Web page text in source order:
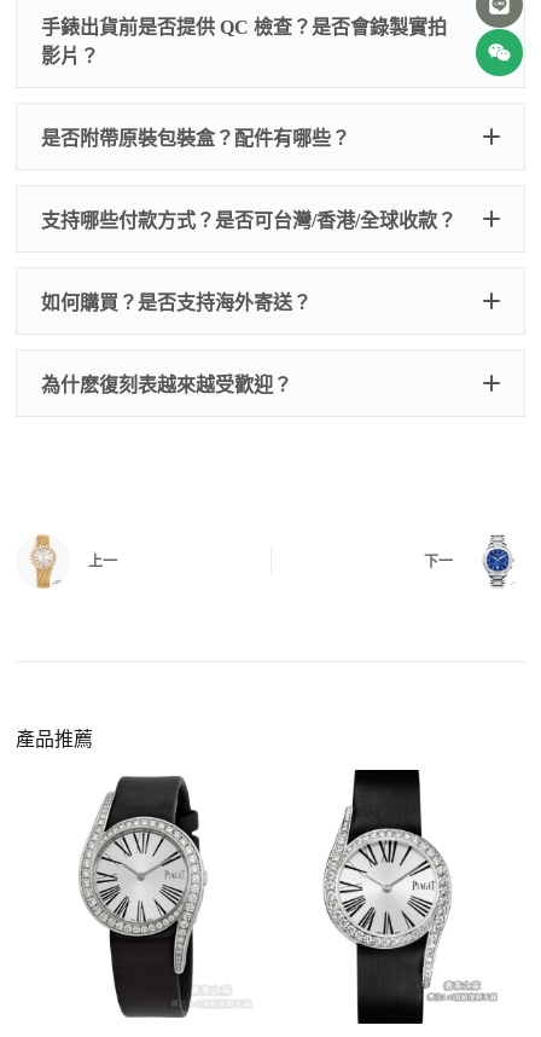
為事故，免費維修三年
人為事故我們只收更換配件
手錶出貨前是否提供 QC 檢查？是否會錄製實拍
影片？
質檢查
度、錶帶等部位是否完好無瑕、貼合緊密。
是否有異音，再根據款式進行上弦與功能測試。
給您確認，確定沒有問題後才會安排出貨。
是否附帶原裝包裝盒？配件有哪些？
我們默認會提供普通盒子，如果需要原裝盒子可
以找我們搭配，選擇原裝盒子附屬配件：原裝盒
如是鋼帶手錶會贈送拆錶帶工具。
注：部分原裝盒子需要加錢購買，價格也不貴。
支持哪些付款方式？是否可台灣/香港/全球收款？
交易方式
如何購買？是否支持海外寄送？
請先透過網站上的聯繫方式與我們取得聯繫，將您感
們會先幫您確認版本與實際價格。
二、確認款式與價格
客服會與您確認品牌、尺寸、顏色、配件等細節，如
有現貨會直接幫您預留；若需要排單，我們也會事先
說明大約出貨時間。
三、安排付款方式
您可以選擇先付少量訂金預留貨品，餘款在出貨
為什麽復刻表越來越受歡迎？
：以原裝價格的十分之一即可享受相
同外觀與佩戴質感。
合日常通勤與旅行佩戴。
上一 下一
產品推薦